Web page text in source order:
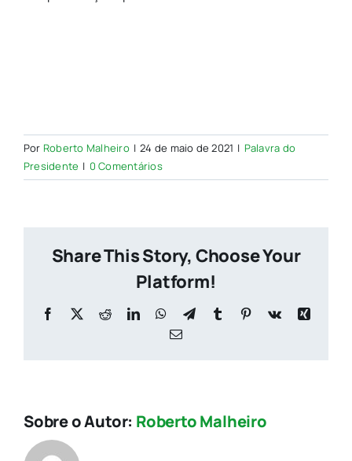
Por Roberto Malheiro | 24 de maio de 2021 | Palavra do
Presidente | 0 Comentários
Share This Story, Choose Your
Platform!
Facebook
X RedditLinkedInWhatsApp
TelegramTumblr Pinterest
Vk
Xing
E-
Sobre o Autor: Roberto Malheiro